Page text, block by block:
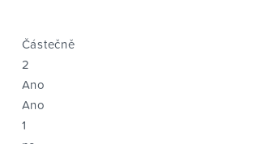
Částečně
2
Ano
Ano
1